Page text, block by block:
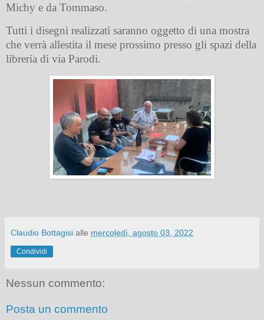
Michy e da Tommaso.
Tutti i disegni realizzati saranno oggetto di una mostra
che verrà allestita il mese prossimo presso gli spazi della
libreria di via Parodi.
Claudio Bottagisi alle mercoledì, agosto 03, 2022
Condividi
Nessun commento:
Posta un commento